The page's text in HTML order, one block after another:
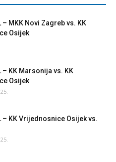
– MKK Novi Zagreb vs. KK
Osijek
– KK Marsonija vs. KK
Osijek
– KK Vrijednosnice Osijek vs.